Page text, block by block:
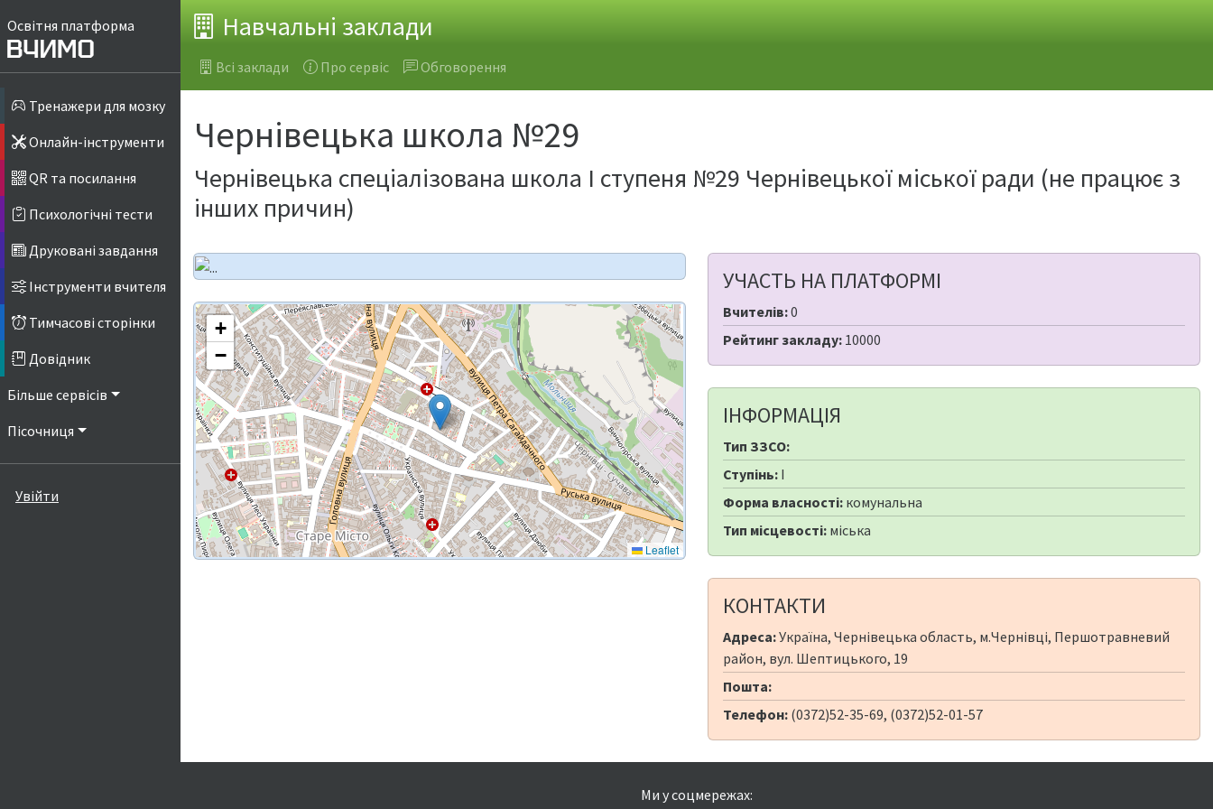
Освітня платформа
Тренажери для мозку
Онлайн-інструменти
QR та посилання
Психологічні тести
Друковані завдання
Інструменти вчителя
Тимчасові сторінки
Довідник
Більше сервісів
Пісочниця
Увійти
Навчальні заклади
Всі заклади Про сервіс Обговорення
Чернівецька школа №29
Чернівецька спеціалізована школа І ступеня №29 Чернівецької міської ради (не працює з
інших причин)
+
−
Leaflet
УЧАСТЬ НА ПЛАТФОРМІ
Вчителів:0
Рейтинг закладу: 10000
ІНФОРМАЦІЯ
Тип ЗЗСО:
Ступінь: I
Форма власності: комунальна
Тип місцевості: міська
КОНТАКТИ
Адреса:Україна, Чернівецька область, м.Чернівці, Першотравневий
район, вул. Шептицького, 19
Пошта:
Телефон: (0372)52-35-69, (0372)52-01-57
Ми у соцмережах: